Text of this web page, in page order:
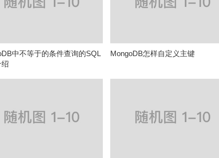
中不等于的条件查询的SQL
MongoDB怎样自定义主键